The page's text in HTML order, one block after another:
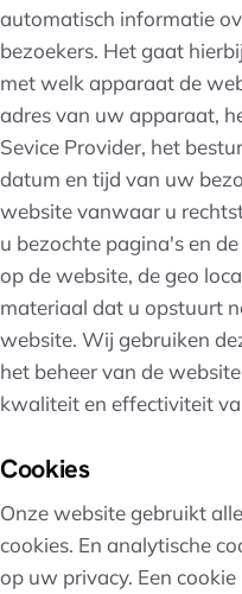
automatisch informatie
bezoekers. Het gaat
met welk apparaat de
adres van uw apparaat,
Sevice Provider, het
datum en tijd van uw
website vanwaar u
u bezochte pagina's en
op de website, de geo
materiaal dat u opstuurt
website. Wij gebruiken
het beheer van de
kwaliteit en effectiviteit
Cookies
Onze website gebruikt
cookies. En analytische
op uw privacy. Een